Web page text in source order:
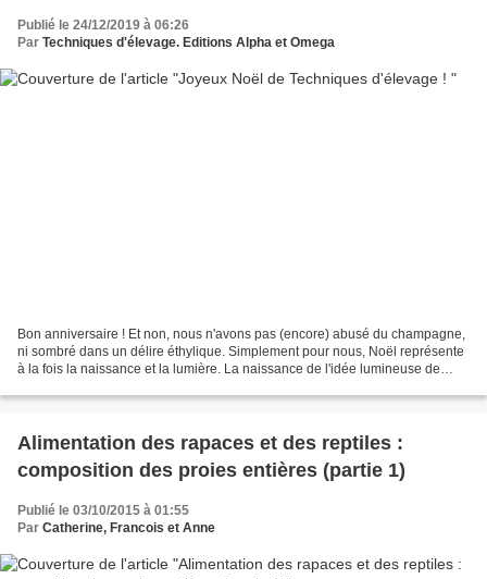
Publié le 24/12/2019 à 06:26
Par Techniques d'élevage. Editions Alpha et Omega
Bon anniversaire ! Et non, nous n'avons pas (encore) abusé du champagne,
ni sombré dans un délire éthylique. Simplement pour nous, Noël représente
à la fois la naissance et la lumière. La naissance de l'idée lumineuse de
Alimentation des rapaces et des reptiles :
composition des proies entières (partie 1)
Publié le 03/10/2015 à 01:55
Par Catherine, Francois et Anne